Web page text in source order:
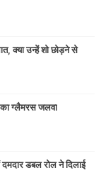
क्या उन्हें शो छोड़ने से
ग्लैमरस जलवा
डबल रोल ने दिलाई